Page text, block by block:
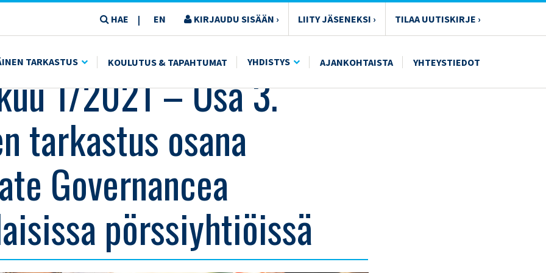
HAE | EN KIRJAUDU SISÄÄN › LIITY JÄSENEKSI › TILAA UUTISKIRJE ›
TARKASTUS KOULUTUS & TAPAHTUMAT YHDISTYS AJANKOHTAISTA YHTEYSTIEDOT
OSANA CORPORATE GOVERNANCEA SUOMALAISISSA PÖRSSIYHTIÖISSÄ
1/2021 – Osa 3.
tarkastus osana
Governancea
pörssiyhtiöissä